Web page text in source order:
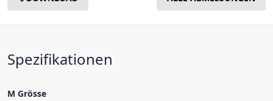
Spezifikationen
M Grösse